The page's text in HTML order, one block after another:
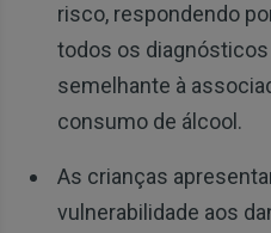
risco, respondendo
todos os
semelhante à
consumo de álcool.
As crianças
vulnerabilidade aos